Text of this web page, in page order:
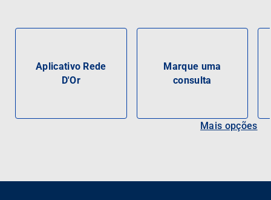
Aplicativo Rede
D'Or
Marque uma
consulta
Mais opções